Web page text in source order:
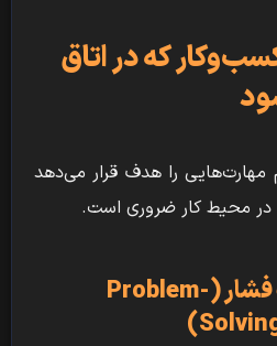
که در اتاق
مهارت‌هایی را هدف قرار می‌دهد
محیط کار ضروری است.
1. حل مسئله تحت فشار (Problem-